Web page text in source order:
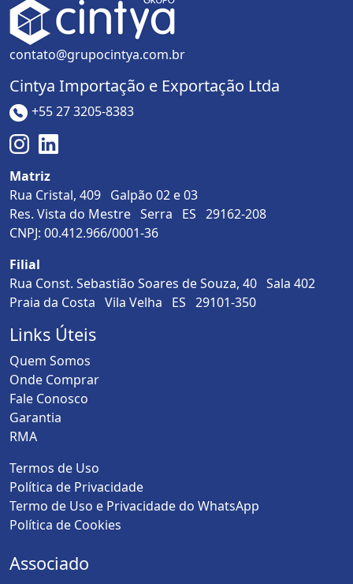
contato@grupocintya.com.br
Cintya Importação e Exportação Ltda
+55 27 3205-8383
Matriz
Rua Cristal, 409 Galpão 02 e 03
Res. Vista do Mestre Serra ES 29162-208
CNPJ: 00.412.966/0001-36
Filial
Rua Const. Sebastião Soares de Souza, 40 Sala 402
Praia da Costa Vila Velha ES 29101-350
Links Úteis
Quem Somos
Onde Comprar
Fale Conosco
Garantia
RMA
Termos de Uso
Política de Privacidade
Termo de Uso e Privacidade do WhatsApp
Política de Cookies
Associado